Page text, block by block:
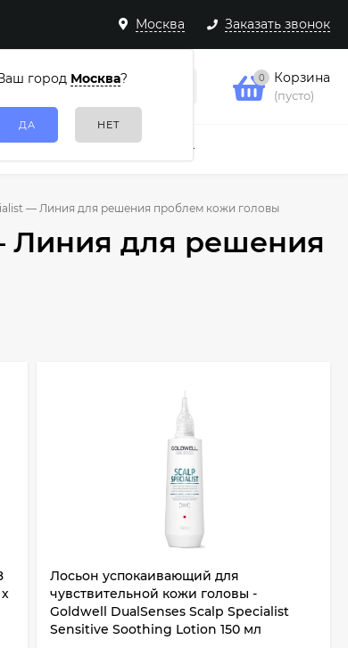
Москва
город Москва?
Заказать звонок
0 Корзина
(пусто)
— Линия для решения проблем кожи головы
Линия для решения
Лосьон успокаивающий для
чувствительной кожи головы -
Goldwell DualSenses Scalp Specialist
Sensitive Soothing Lotion 150 мл